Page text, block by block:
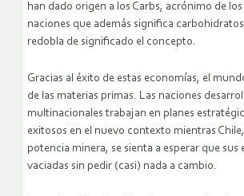
han dado origen a los Carbs, acrónimo de
naciones que además significa
redobla de significado el concepto.
Gracias al éxito de estas economías, el
de las materias primas. Las naciones
multinacionales trabajan en planes
exitosos en el nuevo contexto mientras
potencia minera, se sienta a esperar que sus
vaciadas sin pedir (casi) nada a cambio.